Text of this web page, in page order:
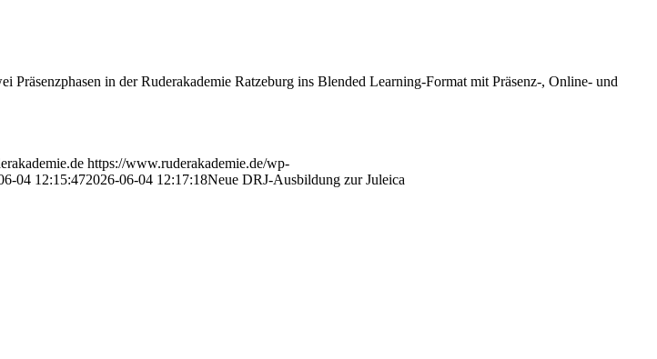
in der Ruderakademie Ratzeburg ins Blended Learning-Format mit Präsenz-, Online- und
https://www.ruderakademie.de/wp-
04 12:15:472026-06-04 12:17:18Neue DRJ-Ausbildung zur Juleica